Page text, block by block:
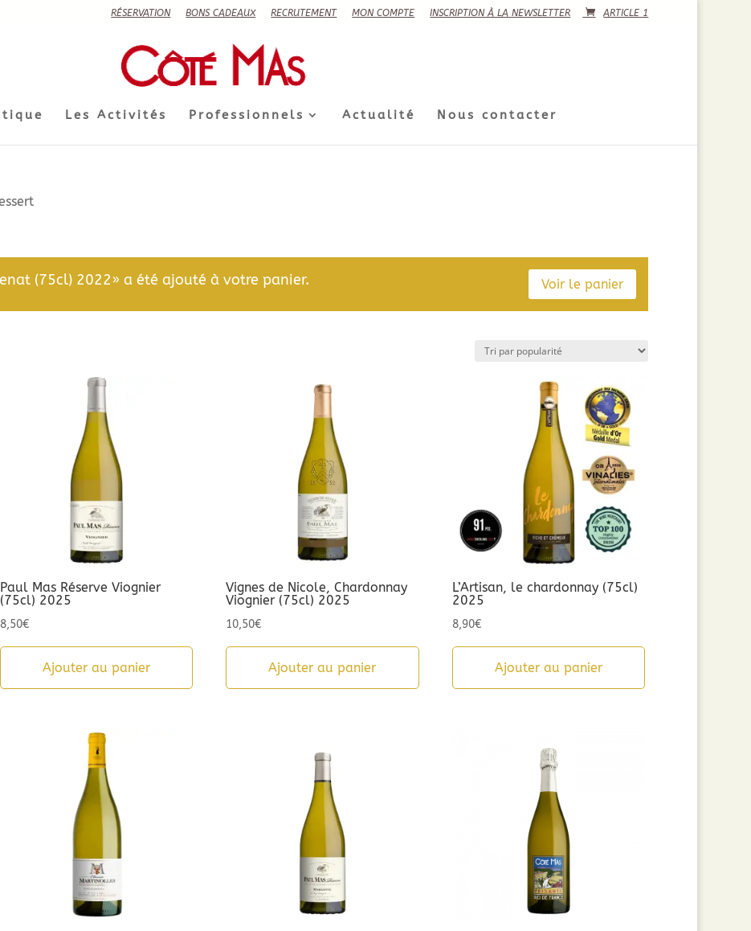
RÉSERVATION BONS CADEAUX RECRUTEMENT MON COMPTE INSCRIPTION À LA NEWSLETTER ARTICLE 1
Les Activités Professionnels Actualité Nous contacter
(75cl) 2022» a été ajouté à votre panier. Voir le panier
Paul Mas Réserve Viognier
(75cl) 2025
8,50€
Ajouter au panier
Vignes de Nicole, Chardonnay
Viognier (75cl) 2025
10,50€
Ajouter au panier
L’Artisan, le chardonnay (75cl)
2025
8,90€
Ajouter au panier